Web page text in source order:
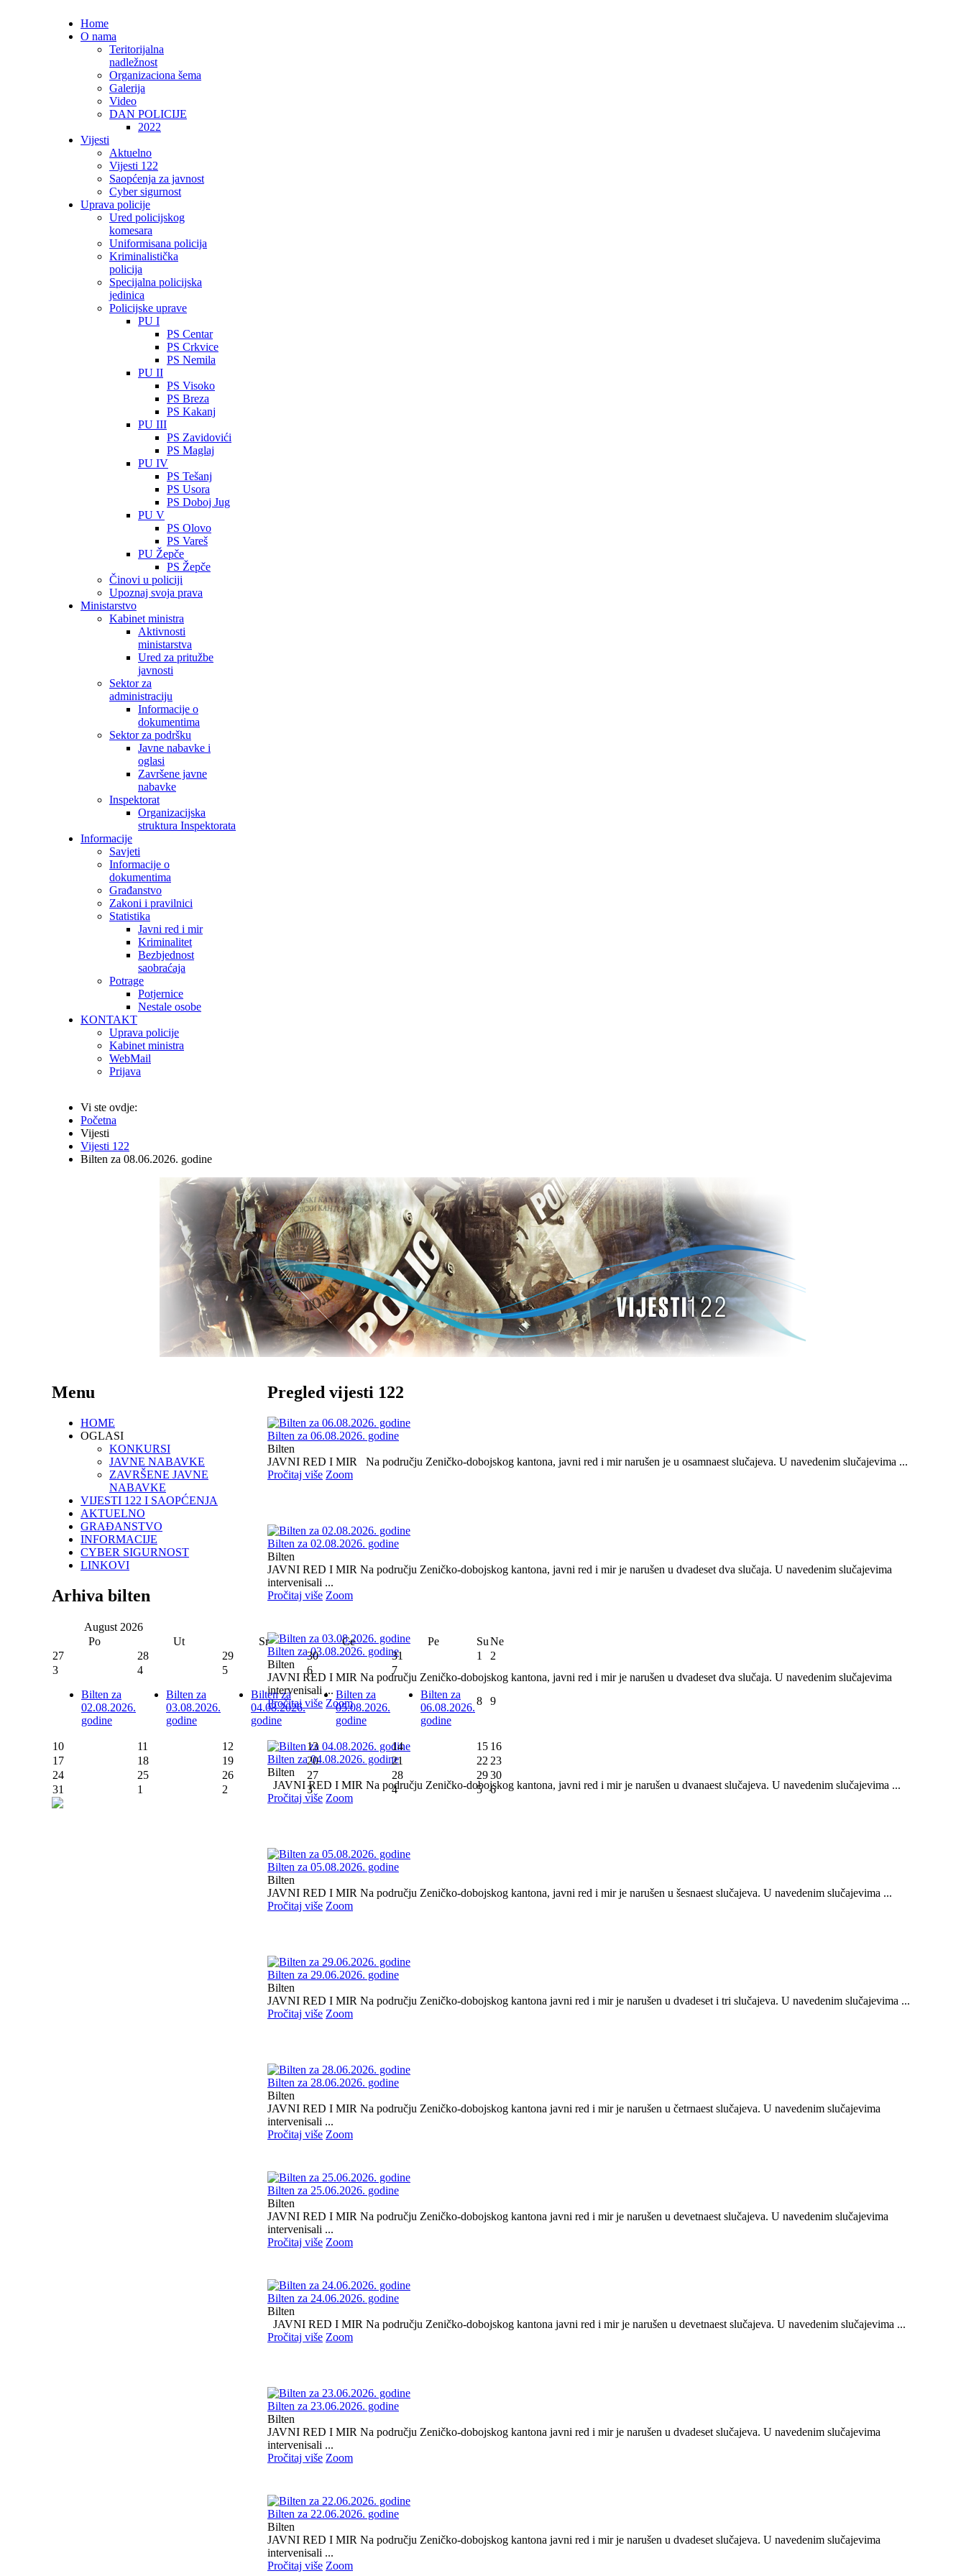
Home
O nama
Teritorijalna
nadležnost
Organizaciona šema
Galerija
Video
DAN POLICIJE
2022
Vijesti
Aktuelno
Vijesti 122
Saopćenja za javnost
Cyber sigurnost
Uprava policije
Ured policijskog
komesara
Uniformisana policija
Kriminalistička
policija
Specijalna policijska
jedinica
Policijske uprave
PU I
PS Centar
PS Crkvice
PS Nemila
PU II
PS Visoko
PS Breza
PS Kakanj
PU III
PS Zavidovići
PS Maglaj
PU IV
PS Tešanj
PS Usora
PS Doboj Jug
PU V
PS Olovo
PS Vareš
PU Žepče
PS Žepče
Činovi u policiji
Upoznaj svoja prava
Ministarstvo
Kabinet ministra
Aktivnosti
ministarstva
Ured za pritužbe
javnosti
Sektor za
administraciju
Informacije o
dokumentima
Sektor za podršku
Javne nabavke i
oglasi
Završene javne
nabavke
Inspektorat
Organizacijska
struktura Inspektorata
Informacije
Savjeti
Informacije o
dokumentima
Građanstvo
Zakoni i pravilnici
Statistika
Javni red i mir
Kriminalitet
Bezbjednost
saobraćaja
Potrage
Potjernice
Nestale osobe
KONTAKT
Uprava policije
Kabinet ministra
WebMail
Prijava
Vi ste ovdje:
Početna
Vijesti
Vijesti 122
Bilten za 08.06.2026. godine
Pregled vijesti 122
Bilten za 06.08.2026. godine
Bilten
JAVNI RED I MIR Na području Zeničko-dobojskog kantona, javni red i mir narušen je u osamnaest slučajeva. U navedenim slučajevima ...
Pročitaj više Zoom
Bilten za 02.08.2026. godine
Bilten
JAVNI RED I MIR Na području Zeničko-dobojskog kantona, javni red i mir je narušen u dvadeset dva slučaja. U navedenim slučajevima
intervenisali ...
Pročitaj više Zoom
Bilten za 03.08.2026. godine
Bilten
JAVNI RED I MIR Na području Zeničko-dobojskog kantona, javni red i mir je narušen u dvadeset dva slučaja. U navedenim slučajevima
intervenisali ...
Pročitaj više Zoom
Bilten za 04.08.2026. godine
Bilten
JAVNI RED I MIR Na području Zeničko-dobojskog kantona, javni red i mir je narušen u dvanaest slučajeva. U navedenim slučajevima ...
Pročitaj više Zoom
Bilten za 05.08.2026. godine
Bilten
JAVNI RED I MIR Na području Zeničko-dobojskog kantona, javni red i mir je narušen u šesnaest slučajeva. U navedenim slučajevima ...
Pročitaj više Zoom
Bilten za 29.06.2026. godine
Bilten
JAVNI RED I MIR Na području Zeničko-dobojskog kantona javni red i mir je narušen u dvadeset i tri slučajeva. U navedenim slučajevima ...
Pročitaj više Zoom
Bilten za 28.06.2026. godine
Bilten
JAVNI RED I MIR Na području Zeničko-dobojskog kantona javni red i mir je narušen u četrnaest slučajeva. U navedenim slučajevima
intervenisali ...
Pročitaj više Zoom
Bilten za 25.06.2026. godine
Bilten
JAVNI RED I MIR Na području Zeničko-dobojskog kantona javni red i mir je narušen u devetnaest slučajeva. U navedenim slučajevima
intervenisali ...
Pročitaj više Zoom
Bilten za 24.06.2026. godine
Bilten
JAVNI RED I MIR Na području Zeničko-dobojskog kantona javni red i mir je narušen u devetnaest slučajeva. U navedenim slučajevima ...
Pročitaj više Zoom
Bilten za 23.06.2026. godine
Bilten
JAVNI RED I MIR Na području Zeničko-dobojskog kantona javni red i mir je narušen u dvadeset slučajeva. U navedenim slučajevima
intervenisali ...
Pročitaj više Zoom
Bilten za 22.06.2026. godine
Bilten
JAVNI RED I MIR Na području Zeničko-dobojskog kantona javni red i mir je narušen u dvadeset slučajeva. U navedenim slučajevima
intervenisali ...
Pročitaj više Zoom
Menu
HOME
OGLASI
KONKURSI
JAVNE NABAVKE
ZAVRŠENE JAVNE
NABAVKE
VIJESTI 122 I SAOPĆENJA
AKTUELNO
GRAĐANSTVO
INFORMACIJE
CYBER SIGURNOST
LINKOVI
Arhiva bilten
August 2026
Po
Ut Sr Ce Pe SuNe
27
28 29 30 31 1
2
3
Bilten za
02.08.2026.
godine
4
Bilten za
03.08.2026.
godine
5
Bilten za
04.08.2026.
godine
6
Bilten za
05.08.2026.
godine
7
Bilten za
06.08.2026.
godine
8 9
10 11 12 13 14 15 16
17
18 19 20 21 22 23
24
25 26 27 28 2930
31
1 2 3 4 5 6